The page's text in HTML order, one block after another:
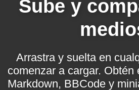
Sube y
Arrastra y suelta en
comenzar a cargar. Obtén
Markdown, BBCode y